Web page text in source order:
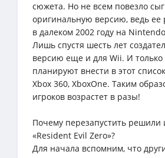
сюжета. Но не всем повезло
оригинальную версию, ведь ее
в далеком 2002 году на
Лишь спустя шесть лет
версию еще и для Wii. И только
планируют внести в этот список
Xbox 360, XboxOne. Таким
игроков возрастет в разы!
Почему перезапустить решили
«Resident Evil Zero»?
Для начала вспомним, что